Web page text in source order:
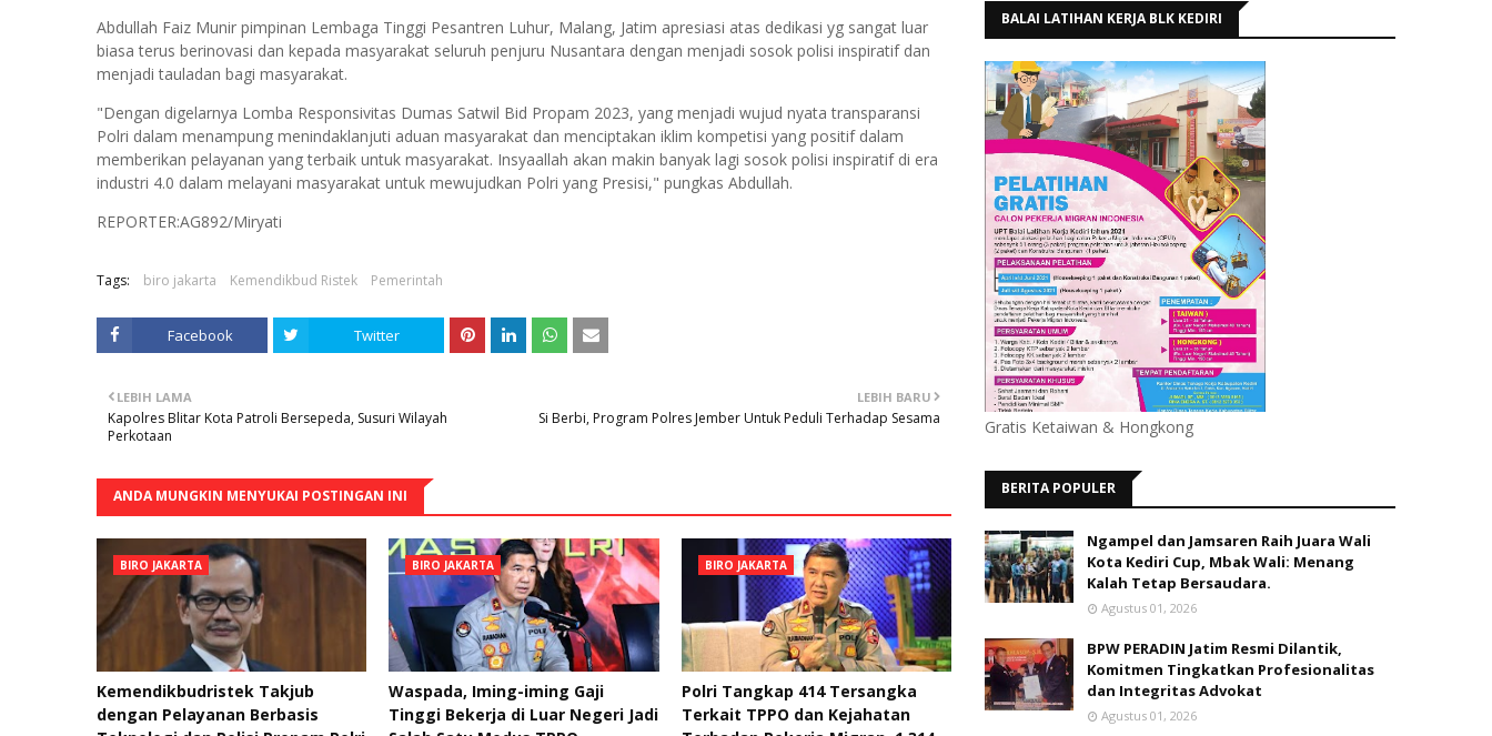
Abdullah Faiz Munir pimpinan Lembaga Tinggi Pesantren Luhur, Malang, Jatim apresiasi atas dedikasi yg sangat luar
biasa terus berinovasi dan kepada masyarakat seluruh penjuru Nusantara dengan menjadi sosok polisi inspiratif dan
menjadi tauladan bagi masyarakat.
"Dengan digelarnya Lomba Responsivitas Dumas Satwil Bid Propam 2023, yang menjadi wujud nyata transparansi
Polri dalam menampung menindaklanjuti aduan masyarakat dan menciptakan iklim kompetisi yang positif dalam
memberikan pelayanan yang terbaik untuk masyarakat. Insyaallah akan makin banyak lagi sosok polisi inspiratif di era
industri 4.0 dalam melayani masyarakat untuk mewujudkan Polri yang Presisi," pungkas Abdullah.
REPORTER:AG892/Miryati
Tags: biro jakarta Kemendikbud Ristek Pemerintah
Facebook Twitter
LEBIH BARU
Si Berbi, Program Polres Jember Untuk Peduli Terhadap Sesama
LEBIH LAMA
Kapolres Blitar Kota Patroli Bersepeda, Susuri Wilayah
Perkotaan
ANDA MUNGKIN MENYUKAI POSTINGAN INI
BIRO JAKARTA
Kemendikbudristek Takjub
dengan Pelayanan Berbasis
BIRO JAKARTA
Waspada, Iming-iming Gaji
Tinggi Bekerja di Luar Negeri Jadi
BIRO JAKARTA
Polri Tangkap 414 Tersangka
Terkait TPPO dan Kejahatan
BALAI LATIHAN KERJA BLK KEDIRI
Gratis Ketaiwan & Hongkong
BERITA POPULER
Ngampel dan Jamsaren Raih Juara Wali
Kota Kediri Cup, Mbak Wali: Menang
Kalah Tetap Bersaudara.
Agustus 01, 2026
BPW PERADIN Jatim Resmi Dilantik,
Komitmen Tingkatkan Profesionalitas
dan Integritas Advokat
Agustus 01, 2026